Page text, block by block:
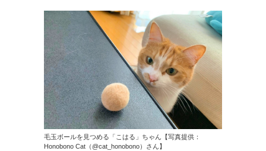
毛玉ボールを見つめる「こはる」ちゃん【写真提供：
Honobono Cat（@cat_honobono）さん】